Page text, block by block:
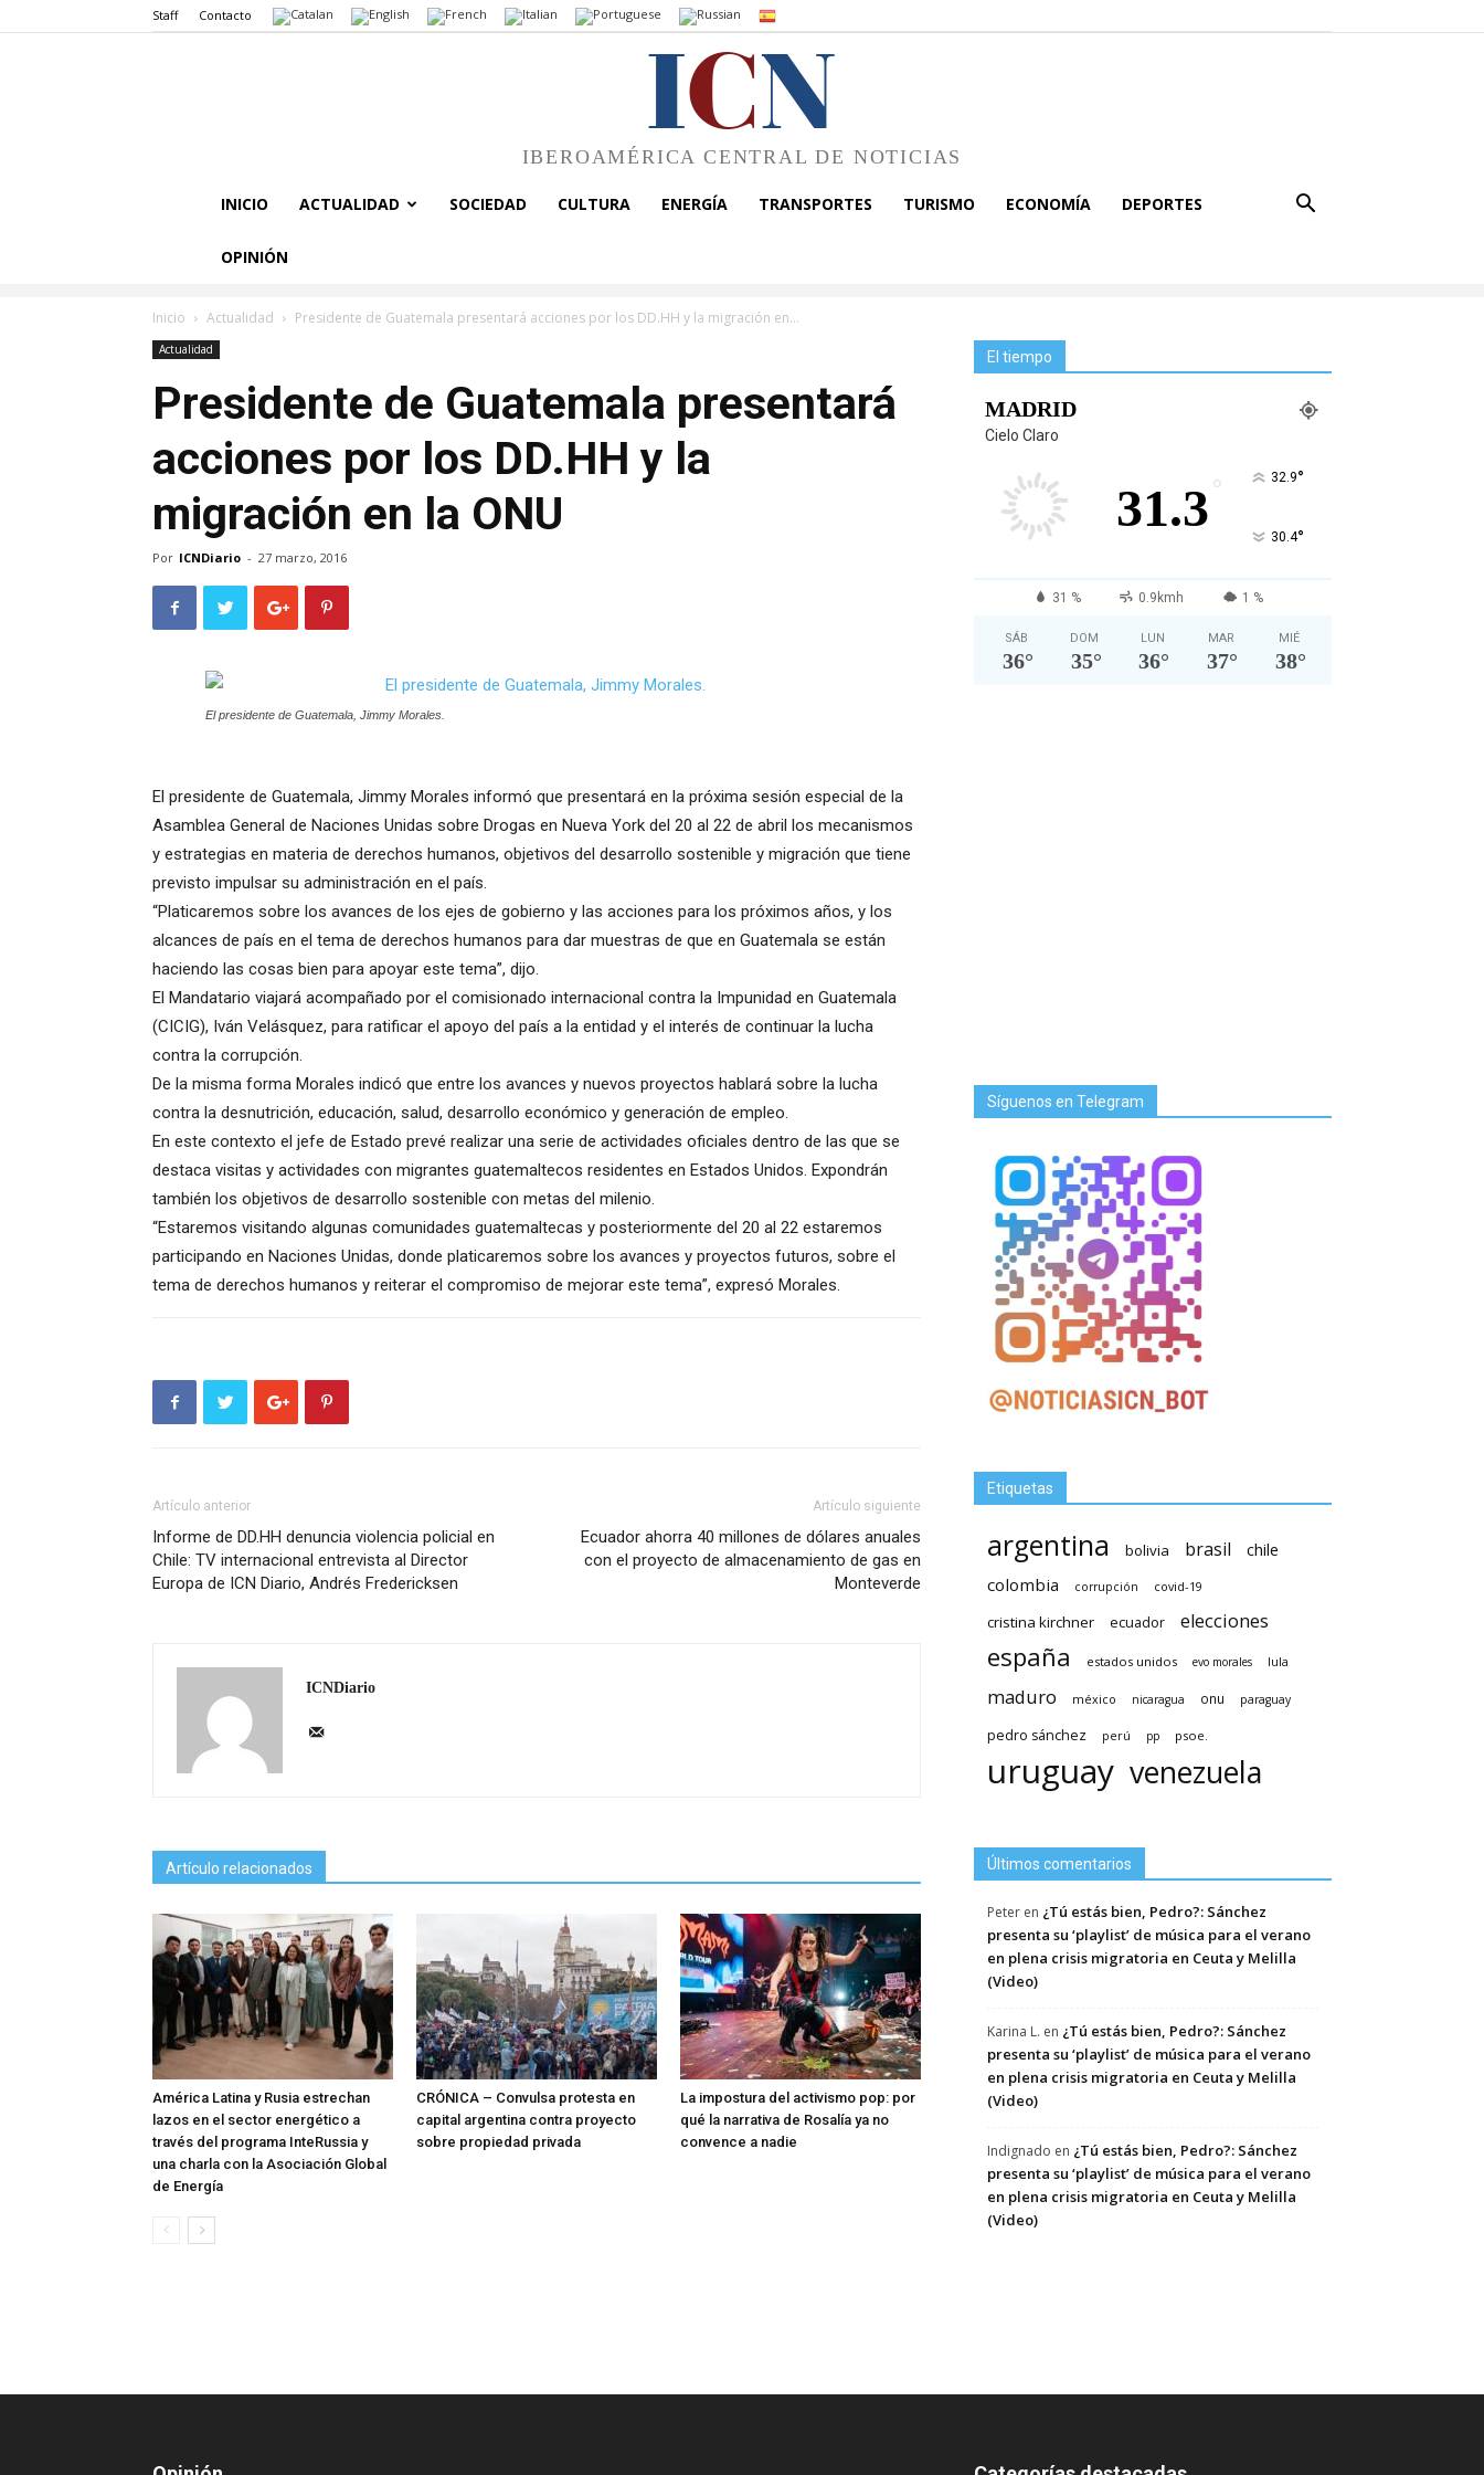
Staff Contacto
ICN
IBEROAMÉRICA CENTRAL DE NOTICIAS
INICIO ACTUALIDAD SOCIEDAD CULTURA ENERGÍA TRANSPORTES TURISMO ECONOMÍA DEPORTES
OPINIÓN
Inicio Actualidad Presidente de Guatemala presentará acciones por los DD.HH y la migración en...
Actualidad
Presidente de Guatemala presentará
acciones por los DD.HH y la
migración en la ONU
Por ICNDiario - 27 marzo, 2016
El presidente de Guatemala, Jimmy Morales.
El presidente de Guatemala, Jimmy Morales informó que presentará en la próxima sesión especial de la
Asamblea General de Naciones Unidas sobre Drogas en Nueva York del 20 al 22 de abril los mecanismos
y estrategias en materia de derechos humanos, objetivos del desarrollo sostenible y migración que tiene
previsto impulsar su administración en el país.
“Platicaremos sobre los avances de los ejes de gobierno y las acciones para los próximos años, y los
alcances de país en el tema de derechos humanos para dar muestras de que en Guatemala se están
haciendo las cosas bien para apoyar este tema”, dijo.
El Mandatario viajará acompañado por el comisionado internacional contra la Impunidad en Guatemala
(CICIG), Iván Velásquez, para ratificar el apoyo del país a la entidad y el interés de continuar la lucha
contra la corrupción.
De la misma forma Morales indicó que entre los avances y nuevos proyectos hablará sobre la lucha
contra la desnutrición, educación, salud, desarrollo económico y generación de empleo.
En este contexto el jefe de Estado prevé realizar una serie de actividades oficiales dentro de las que se
destaca visitas y actividades con migrantes guatemaltecos residentes en Estados Unidos. Expondrán
también los objetivos de desarrollo sostenible con metas del milenio.
“Estaremos visitando algunas comunidades guatemaltecas y posteriormente del 20 al 22 estaremos
participando en Naciones Unidas, donde platicaremos sobre los avances y proyectos futuros, sobre el
tema de derechos humanos y reiterar el compromiso de mejorar este tema”, expresó Morales.
Artículo anterior
Informe de DD.HH denuncia violencia policial en
Chile: TV internacional entrevista al Director
Europa de ICN Diario, Andrés Fredericksen
Artículo siguiente
Ecuador ahorra 40 millones de dólares anuales
con el proyecto de almacenamiento de gas en
Monteverde
ICNDiario
Artículo relacionados
América Latina y Rusia estrechan
lazos en el sector energético a
través del programa InteRussia y
una charla con la Asociación Global
de Energía
CRÓNICA – Convulsa protesta en
capital argentina contra proyecto
sobre propiedad privada
La impostura del activismo pop: por
qué la narrativa de Rosalía ya no
convence a nadie
El tiempo
MADRID
Cielo Claro
31.3 ° 32.9°
30.4°
31 % 0.9kmh 1 %
SÁB
36°
DOM
35°
LUN
36°
MAR
37°
MIÉ
38°
Síguenos en Telegram
Etiquetas
argentina bolivia brasil
chile
colombia
corrupción covid-19
cristina kirchner ecuador elecciones
españa estados unidos evo morales lula
maduro méxico nicaragua onu paraguay
pedro sánchez perú pp psoe.
uruguay venezuela
Últimos comentarios
Peter en ¿Tú estás bien, Pedro?: Sánchez
presenta su ‘playlist’ de música para el verano
en plena crisis migratoria en Ceuta y Melilla
(Video)
Karina L. en ¿Tú estás bien, Pedro?: Sánchez
presenta su ‘playlist’ de música para el verano
en plena crisis migratoria en Ceuta y Melilla
(Video)
Indignado en ¿Tú estás bien, Pedro?: Sánchez
presenta su ‘playlist’ de música para el verano
en plena crisis migratoria en Ceuta y Melilla
(Video)